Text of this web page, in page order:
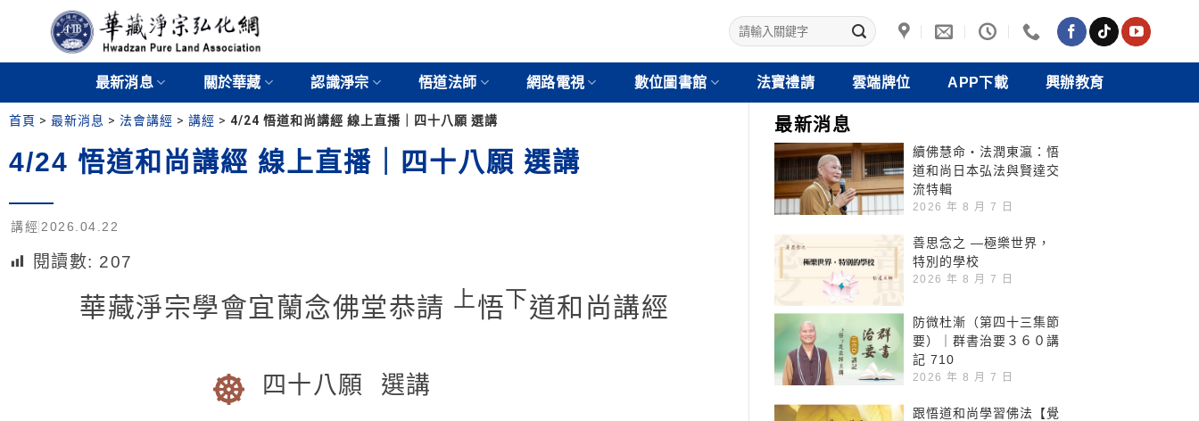
最新消息 關於華藏 認識淨宗 悟道法師 網路電視 數位圖書館 法寶禮請 雲端牌位 APP下載 興辦教育
首頁 > 最新消息 > 法會講經 > 講經 > 4/24 悟道和尚講經 線上直播｜四十八願 選講
4/24 悟道和尚講經 線上直播｜四十八願 選講
講經 2026.04.22
閱讀數: 207
華藏淨宗學會宜蘭念佛堂恭請 上 悟下道和尚講經
四十八願 選講
最新消息
續佛慧命‧法潤東瀛：悟
道和尚日本弘法與賢達交
流特輯
2026 年 8 月 7 日
善思念之 —極樂世界，
特別的學校
2026 年 8 月 7 日
防微杜漸（第四十三集節
要）｜群書治要３６０講
記 710
2026 年 8 月 7 日
跟悟道和尚學習佛法【覺